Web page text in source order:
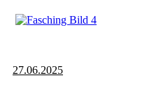
27.06.2025